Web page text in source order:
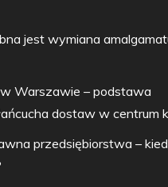
jest wymiana
Warszawie – podstawa
dostaw w centrum
przedsiębiorstwa –